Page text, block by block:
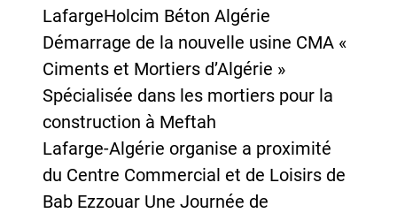
LafargeHolcim Béton Algérie
Démarrage de la nouvelle usine CMA «
Ciments et Mortiers d’Algérie »
Spécialisée dans les mortiers pour la
construction à Meftah
Lafarge-Algérie organise a proximité
du Centre Commercial et de Loisirs de
Bab Ezzouar Une Journée de